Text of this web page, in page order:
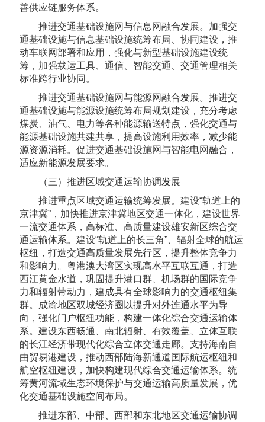
善供应链服务体系。
推进交通基础设施网与信息网融合发展。加强交
通基础设施与信息基础设施统筹布局、协同建设，推
动车联网部署和应用，强化与新型基础设施建设统
筹，加强载运工具、通信、智能交通、交通管理相关
标准跨行业协同。
推进交通基础设施网与能源网融合发展。推进交
通基础设施与能源设施统筹布局规划建设，充分考虑
煤炭、油气、电力等各种能源输送特点，强化交通与
能源基础设施共建共享，提高设施利用效率，减少能
源资源消耗。促进交通基础设施网与智能电网融合，
适应新能源发展要求。
（三）推进区域交通运输协调发展
推进重点区域交通运输统筹发展。建设“轨道上的
京津冀”，加快推进京津冀地区交通一体化，建设世界
一流交通体系，高标准、高质量建设雄安新区综合交
通运输体系。建设“轨道上的长三角”、辐射全球的航运
枢纽，打造交通高质量发展先行区，提升整体竞争力
和影响力。粤港澳大湾区实现高水平互联互通，打造
西江黄金水道，巩固提升港口群、机场群的国际竞争
力和辐射带动力，建成具有全球影响力的交通枢纽集
群。成渝地区双城经济圈以提升对外连通水平为导
向，强化门户枢纽功能，构建一体化综合交通运输体
系。建设东西畅通、南北辐射、有效覆盖、立体互联
的长江经济带现代化综合立体交通走廊。支持海南自
由贸易港建设，推动西部陆海新通道国际航运枢纽和
航空枢纽建设，加快构建现代综合交通运输体系。统
筹黄河流域生态环境保护与交通运输高质量发展，优
化交通基础设施空间布局。
推进东部、中部、西部和东北地区交通运输协调